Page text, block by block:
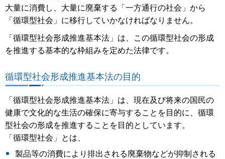
大量に消費し、大量に廃棄する「一方通行の社会」から
「循環型社会」に移行していかなければなりません。
「循環型社会形成推進基本法」は、この循環型社会の形成
を推進する基本的な枠組みを定めた法律です。
循環型社会形成推進基本法の目的
「循環型社会形成推進基本法」は、現在及び将来の国民の
健康で文化的な生活の確保に寄与することを目的に、循環
型社会の形成を推進することを目的としています。
「循環型社会」とは、
製品等の消費により排出される廃棄物などが抑制される